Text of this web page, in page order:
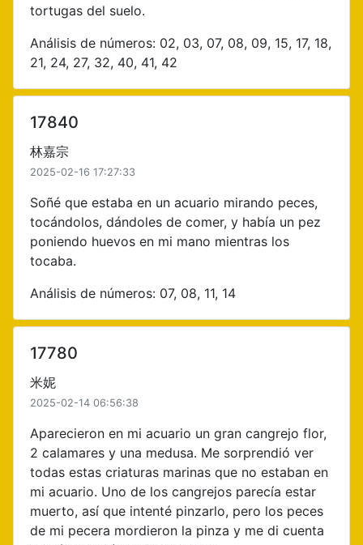
tortugas del suelo.
Análisis de números: 02, 03, 07, 08, 09, 15, 17, 18,
21, 24, 27, 32, 40, 41, 42
17840
林嘉宗
2025-02-16 17:27:33
Soñé que estaba en un acuario mirando peces,
tocándolos, dándoles de comer, y había un pez
poniendo huevos en mi mano mientras los
tocaba.
Análisis de números: 07, 08, 11, 14
17780
米妮
2025-02-14 06:56:38
Aparecieron en mi acuario un gran cangrejo flor,
2 calamares y una medusa. Me sorprendió ver
todas estas criaturas marinas que no estaban en
mi acuario. Uno de los cangrejos parecía estar
muerto, así que intenté pinzarlo, pero los peces
de mi pecera mordieron la pinza y me di cuenta